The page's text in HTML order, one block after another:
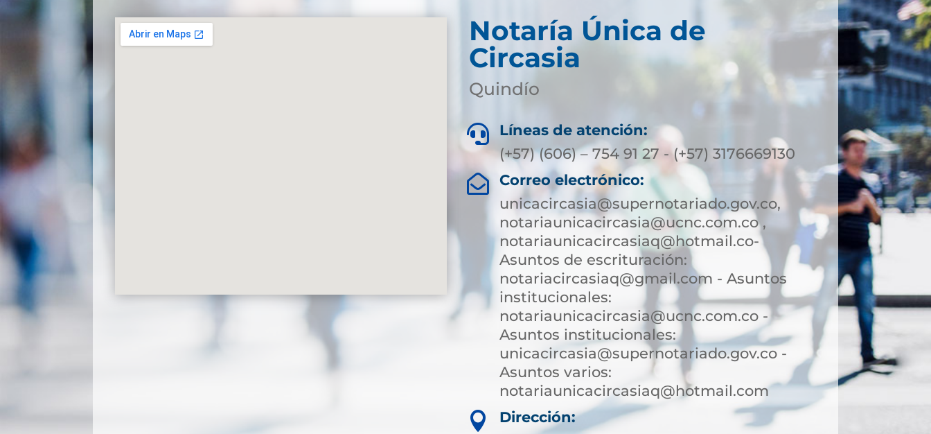
Notaría Única de
Circasia
Quindío

Líneas de atención:
(+57) (606) – 754 91 27 - (+57) 3176669130
 Correo electrónico:
unicacircasia@supernotariado.gov.co,
notariaunicacircasia@ucnc.com.co ,
notariaunicacircasiaq@hotmail.co-
Asuntos de escrituración:
notariacircasiaq@gmail.com - Asuntos
institucionales:
notariaunicacircasia@ucnc.com.co -
Asuntos institucionales:
unicacircasia@supernotariado.gov.co -
Asuntos varios:
notariaunicacircasiaq@hotmail.com

Dirección: